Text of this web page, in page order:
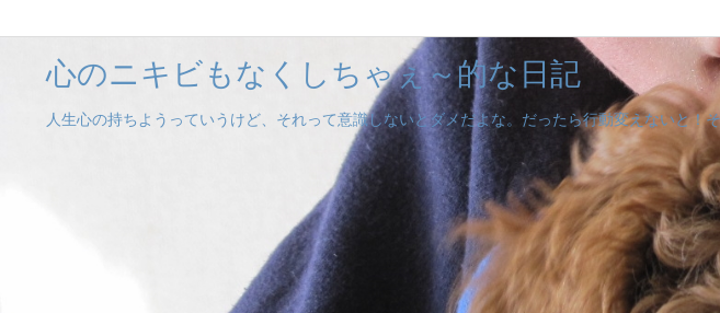
心のニキビもなくしちゃぇ～的な日記
人生心の持ちようっていうけど、それって意識しないとダメだよな。だったら行動変えないと！